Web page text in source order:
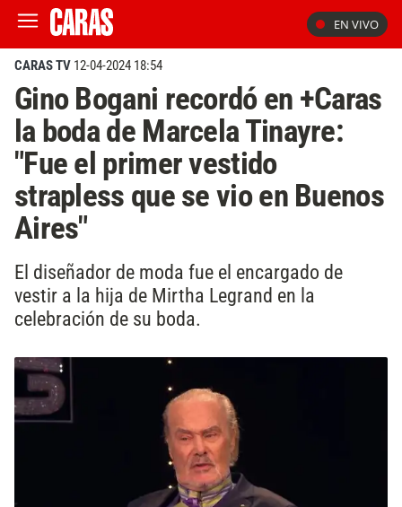
EN VIVO
CARAS TV 12-04-2024 18:54
Gino Bogani recordó en +Caras
la boda de Marcela Tinayre:
"Fue el primer vestido
strapless que se vio en Buenos
Aires"
El diseñador de moda fue el encargado de
vestir a la hija de Mirtha Legrand en la
celebración de su boda.